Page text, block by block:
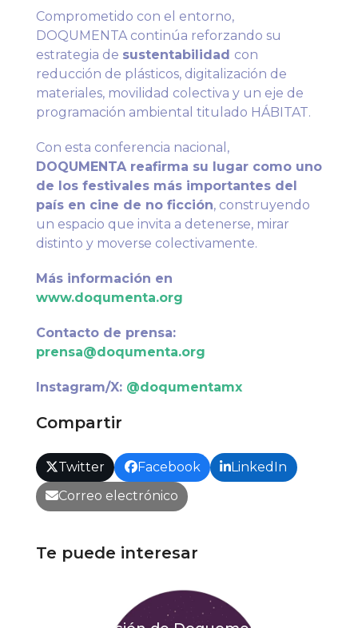
Comprometido con el entorno,
DOQUMENTA continúa reforzando su
estrategia de sustentabilidad con
reducción de plásticos, digitalización de
materiales, movilidad colectiva y un eje de
programación ambiental titulado HÁBITAT.
Con esta conferencia nacional,
DOQUMENTA reafirma su lugar como uno
de los festivales más importantes del
país en cine de no ficción, construyendo
un espacio que invita a detenerse, mirar
distinto y moverse colectivamente.
Más información en
www.doqumenta.org
Contacto de prensa:
prensa@doqumenta.org
Instagram/X: @doqumentamx
Compartir
Twitter Facebook
LinkedIn
Correo electrónico
Te puede interesar